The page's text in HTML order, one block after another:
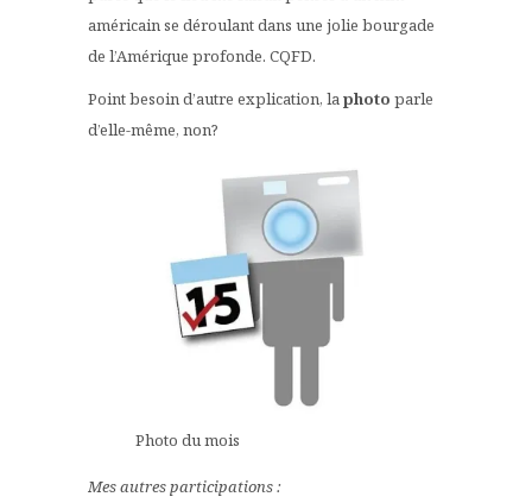
américain se déroulant dans une jolie bourgade
de l’Amérique profonde. CQFD.
Point besoin d’autre explication, laphoto parle
d’elle-même, non?
Photo du mois
Mes autres participations :